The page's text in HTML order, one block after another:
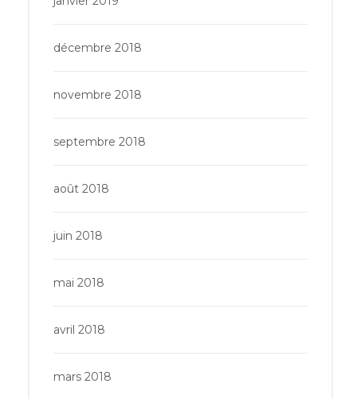
décembre 2018
novembre 2018
septembre 2018
août 2018
juin 2018
mai 2018
avril 2018
mars 2018